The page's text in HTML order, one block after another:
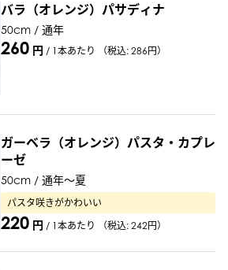
バラ（オレンジ）パサディナ
50cm / 通年
260 円 / 1本あたり （税込: 286円）
ガーベラ（オレンジ）パスタ・カプレ
ーゼ
50cm / 通年〜夏
パスタ咲きがかわいい
220 円 / 1本あたり （税込: 242円）